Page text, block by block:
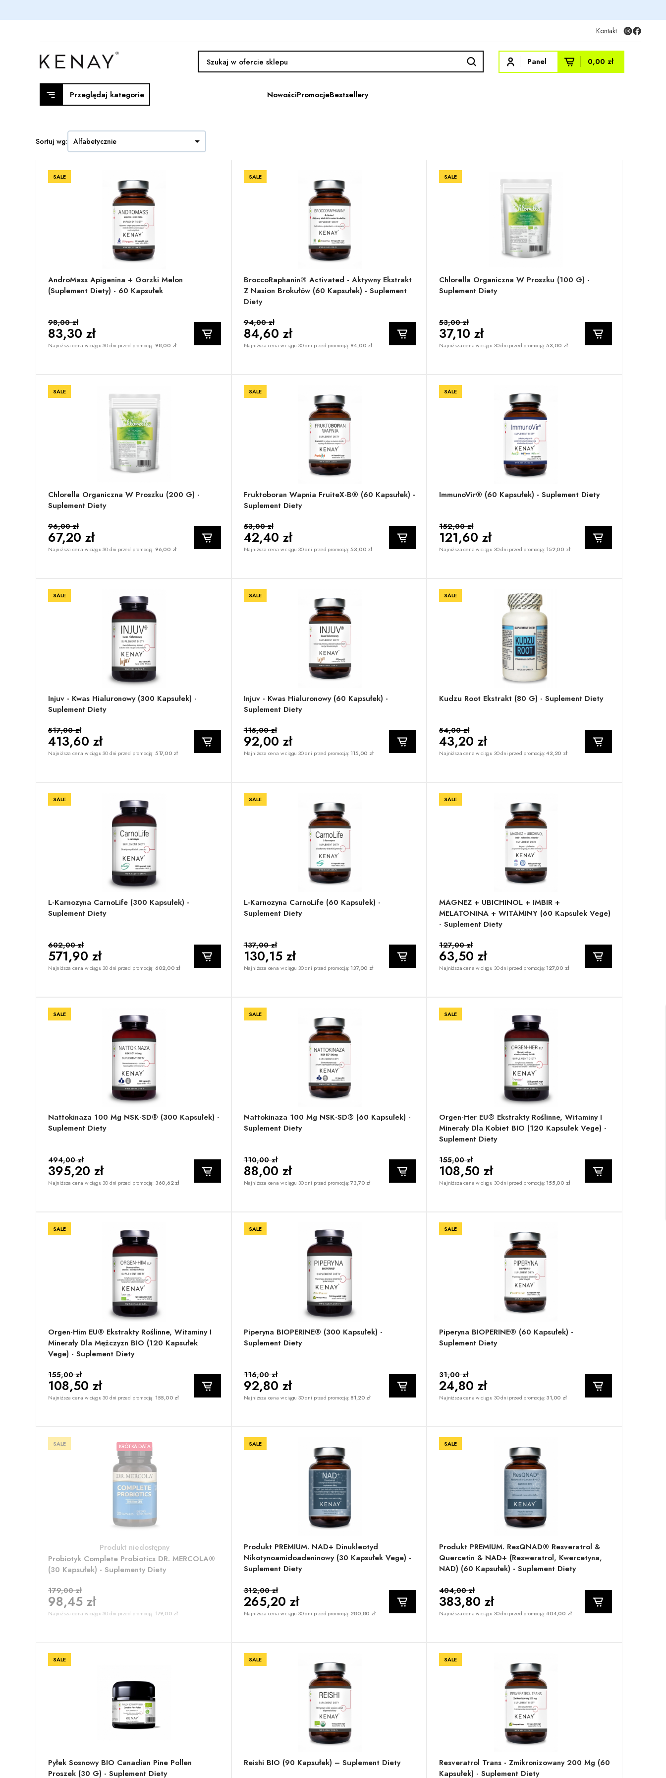
Kontakt
Panel 0,00 zł
Przeglądaj kategorie NowościPromocjeBestsellery
Sortuj wg: Alfabetycznie 
SALE
AndroMass Apigenina + Gorzki Melon
(suplement Diety) - 60 Kapsułek
98,00 zł
83,30 zł
Najniższa cena w ciągu 30 dni przed promocją: 98,00 zł
SALE
BroccoRaphanin® Activated - Aktywny Ekstrakt
Z Nasion Brokułów (60 Kapsułek) - Suplement
Diety
94,00 zł
84,60 zł
Najniższa cena w ciągu 30 dni przed promocją: 94,00 zł
SALE
Chlorella Organiczna W Proszku (100 G) -
Suplement Diety
53,00 zł
37,10 zł
Najniższa cena w ciągu 30 dni przed promocją:53,00 zł
SALE
Chlorella Organiczna W Proszku (200 G) -
Suplement Diety
96,00 zł
67,20 zł
Najniższa cena w ciągu 30 dni przed promocją: 96,00 zł
SALE
Fruktoboran Wapnia FruiteX-B® (60 Kapsułek) -
Suplement Diety
53,00 zł
42,40 zł
Najniższa cena w ciągu 30 dni przed promocją:53,00 zł
SALE
ImmunoVir® (60 Kapsułek) - Suplement Diety
152,00 zł
121,60 zł
Najniższa cena w ciągu 30 dni przed promocją:152,00 zł
SALE
Injuv - Kwas Hialuronowy (300 Kapsułek) -
Suplement Diety
517,00 zł
413,60 zł
Najniższa cena w ciągu 30 dni przed promocją: 517,00 zł
SALE
Injuv - Kwas Hialuronowy (60 Kapsułek) -
Suplement Diety
115,00 zł
92,00 zł
Najniższa cena w ciągu 30 dni przed promocją:115,00 zł
SALE
Kudzu Root Ekstrakt (80 G) - Suplement Diety
54,00 zł
43,20 zł
Najniższa cena w ciągu 30 dni przed promocją:43,20 zł
SALE
L-Karnozyna CarnoLife (300 Kapsułek) -
Suplement Diety
602,00 zł
571,90 zł
Najniższa cena w ciągu 30 dni przed promocją: 602,00 zł
SALE
L-Karnozyna CarnoLife (60 Kapsułek) -
Suplement Diety
137,00 zł
130,15 zł
Najniższa cena w ciągu 30 dni przed promocją:137,00 zł
SALE
MAGNEZ + UBICHINOL + IMBIR +
MELATONINA + WITAMINY (60 Kapsułek Vege)
- Suplement Diety
127,00 zł
63,50 zł
Najniższa cena w ciągu 30 dni przed promocją:127,00 zł
SALE
Nattokinaza 100 Mg NSK-SD® (300 Kapsułek) -
Suplement Diety
494,00 zł
395,20 zł
Najniższa cena w ciągu 30 dni przed promocją: 360,62 zł
SALE
Nattokinaza 100 Mg NSK-SD® (60 Kapsułek) -
Suplement Diety
110,00 zł
88,00 zł
Najniższa cena w ciągu 30 dni przed promocją:73,70 zł
SALE
Orgen-Her EU® Ekstrakty Roślinne, Witaminy I
Minerały Dla Kobiet BIO (120 Kapsułek Vege) -
Suplement Diety
155,00 zł
108,50 zł
Najniższa cena w ciągu 30 dni przed promocją:155,00 zł
SALE
Orgen-Him EU® Ekstrakty Roślinne, Witaminy I
Minerały Dla Mężczyzn BIO (120 Kapsułek
Vege) - Suplement Diety
155,00 zł
108,50 zł
Najniższa cena w ciągu 30 dni przed promocją: 155,00 zł
SALE
Piperyna BIOPERINE® (300 Kapsułek) -
Suplement Diety
116,00 zł
92,80 zł
Najniższa cena w ciągu 30 dni przed promocją: 81,20 zł
SALE
Piperyna BIOPERINE® (60 Kapsułek) -
Suplement Diety
31,00 zł
24,80 zł
Najniższa cena w ciągu 30 dni przed promocją: 31,00 zł
SALE KRÓTKA DATA
Produkt niedostępny
Probiotyk Complete Probiotics DR. MERCOLA®
(30 Kapsułek) - Suplementy Diety
179,00 zł
98,45 zł
Najniższa cena w ciągu 30 dni przed promocją: 179,00 zł
SALE
Produkt PREMIUM. NAD+ Dinukleotyd
Nikotynoamidoadeninowy (30 Kapsułek Vege) -
Suplement Diety
312,00 zł
265,20 zł
Najniższa cena w ciągu 30 dni przed promocją: 280,80 zł
SALE
Produkt PREMIUM. ResQNAD® Resveratrol &
Quercetin & NAD+ (resweratrol, Kwercetyna,
NAD) (60 Kapsułek) - Suplement Diety
404,00 zł
383,80 zł
Najniższa cena w ciągu 30 dni przed promocją:404,00 zł
SALE
Pyłek Sosnowy BIO Canadian Pine Pollen
Proszek (30 G) - Suplement Diety
SALE
Reishi BIO (90 Kapsułek) – Suplement Diety
SALE
Resveratrol Trans - Zmikronizowany 200 Mg (60
Kapsułek) - Suplement Diety